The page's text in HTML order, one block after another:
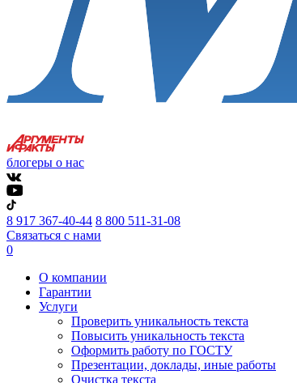
блогеры о нас
8 917 367-40-44 8 800 511-31-08
Связаться с нами
0
О компании
Гарантии
Услуги
Проверить уникальность текста
Повысить уникальность текста
Оформить работу по ГОСТУ
Презентации, доклады, иные работы
Очистка текста